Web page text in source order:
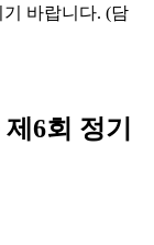
바랍니다. (담
6회 정기